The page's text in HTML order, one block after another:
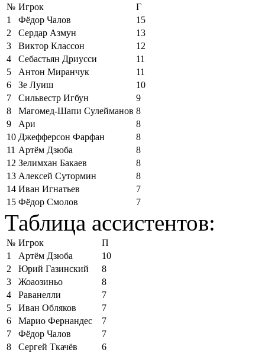
№ Игрок
Г
1
Фёдор Чалов
15
2
Сердар Азмун
13
3
Виктор Классон
12
4
Себастьян Дриусси
11
5
Антон Миранчук
11
6
Зе Луиш
10
7
Сильвестр Игбун
9
8
Магомед-Шапи Сулейманов 8
9
Ари
8
10 Джефферсон Фарфан
8
11 Артём Дзюба
8
12 Зелимхан Бакаев
8
13 Алексей Сутормин
8
14 Иван Игнатьев
7
15 Фёдор Смолов 7
Таблица ассистентов:
№ Игрок
П
1
Артём Дзюба
10
2
Юрий Газинский
8
3
Жоаозиньо
8
4
Раванелли
7
5
Иван Обляков
7
6
Марио Фернандес
7
7
Фёдор Чалов
7
8
Сергей Ткачёв
6